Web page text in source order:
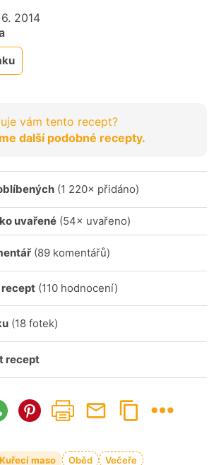
2014
vám tento recept?
další podobné recepty.
(1 220× přidáno)
uvařené (54× uvařeno)
(89 komentářů)
(110 hodnocení)
(18 fotek)
recept
Kuřecí maso Oběd Večeře